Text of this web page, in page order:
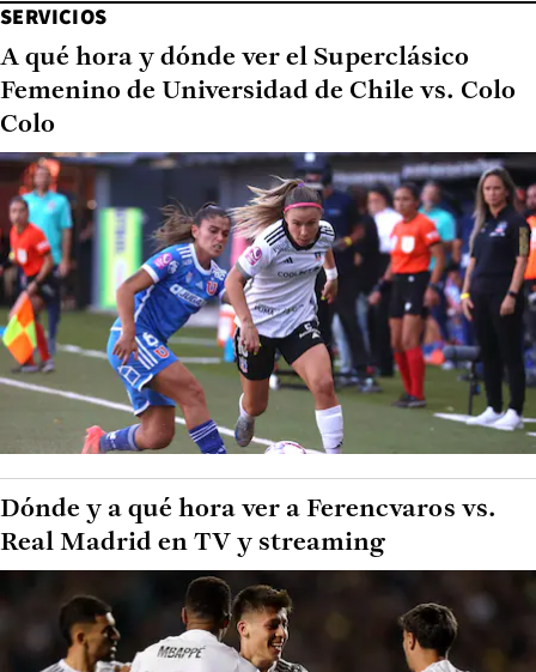
SERVICIOS
A qué hora y dónde ver el Superclásico
Femenino de Universidad de Chile vs. Colo
Colo
Dónde y a qué hora ver a Ferencvaros vs.
Real Madrid en TV y streaming